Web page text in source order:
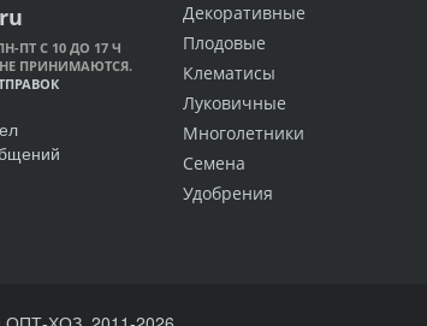
Декоративные
Плодовые
Клематисы
Луковичные
Многолетники
Семена
Удобрения
ПТ С 10 ДО 17 Ч
ПРИНИМАЮТСЯ.